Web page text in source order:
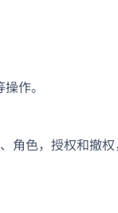
作。
角色，授权和撤权